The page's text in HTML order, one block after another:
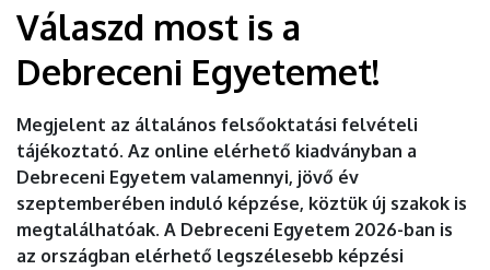
DEBRECENI
EGYETEM
Válaszd most is a
Debreceni Egyetemet!
Megjelent az általános felsőoktatási felvételi
tájékoztató. Az online elérhető kiadványban a
Debreceni Egyetem valamennyi, jövő év
szeptemberében induló képzése, köztük új szakok is
megtalálhatóak. A Debreceni Egyetem 2026-ban is
az országban elérhető legszélesebb képzési